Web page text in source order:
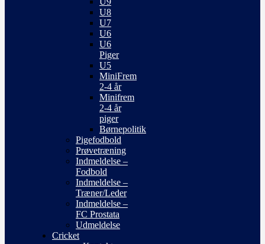
U8
U7
U6
U6
Piger
U5
MiniFrem
2-4 år
Minifrem
2-4 år
piger
Børnepolitik
Pigefodbold
Prøvetræning
Indmeldelse –
Fodbold
Indmeldelse –
Træner/Leder
Indmeldelse –
FC Prostata
Udmeldelse
Cricket